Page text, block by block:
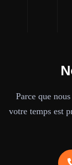
Parce que
votre temps est